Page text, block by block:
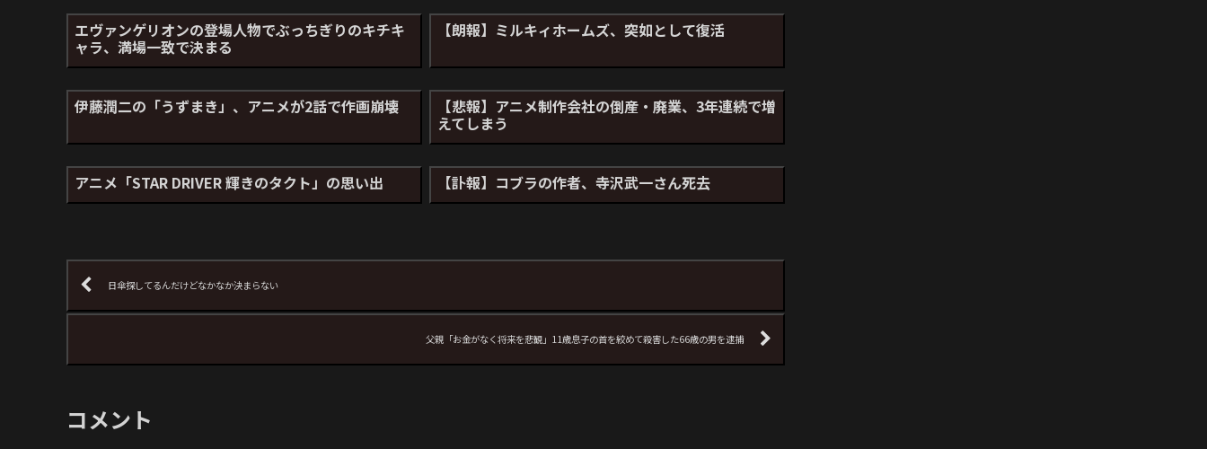
エヴァンゲリオンの登場人物でぶっちぎりのキチキ
ャラ、満場一致で決まる
【朗報】ミルキィホームズ、突如として復活
伊藤潤二の「うずまき」、アニメが2話で作画崩壊 【悲報】アニメ制作会社の倒産・廃業、3年連続で増
えてしまう
アニメ「STAR DRIVER 輝きのタクト」の思い出 【訃報】コブラの作者、寺沢武一さん死去
日傘探してるんだけどなかなか決まらない
父親「お金がなく将来を悲観」11歳息子の首を絞めて殺害した66歳の男を逮捕
コメント